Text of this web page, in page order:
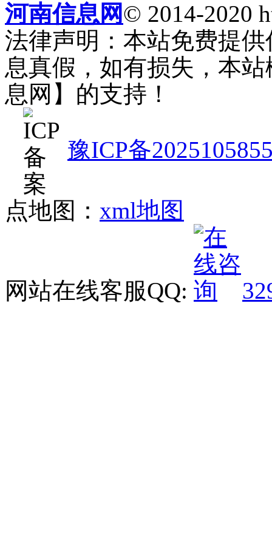
河南信息网© 2014-2020
法律声明：本站免费提
息真假，如有损失，本
息网】的支持！
豫ICP备
点地图： xml地图
网站在线客服QQ: